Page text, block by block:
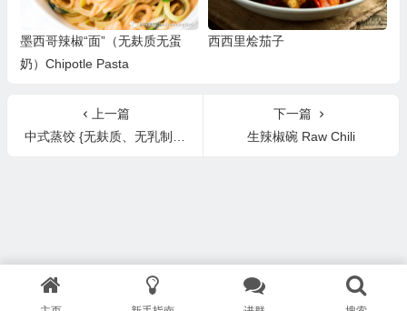
墨西哥辣椒“面”（无麸质无蛋
奶）Chipotle Pasta
西西里烩茄子
上一篇
中式蒸饺 {无麸质、无乳制品和无油脂脂肪配方} Chinese Steamed Dumplings
下一篇
生辣椒碗 Raw Chili